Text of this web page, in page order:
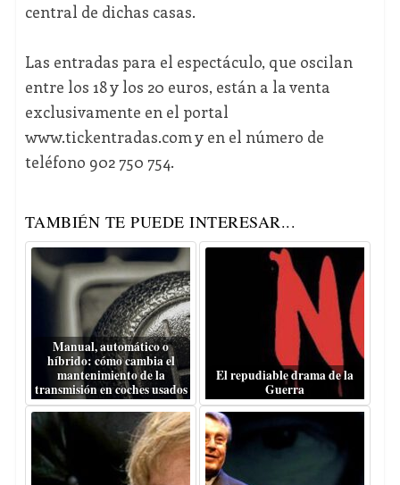
central de dichas casas.
Las entradas para el espectáculo, que oscilan
entre los 18 y los 20 euros, están a la venta
exclusivamente en el portal
www.tickentradas.com y en el número de
teléfono 902 750 754.
TAMBIÉN TE PUEDE INTERESAR...
Manual, automático o
híbrido: cómo cambia el
mantenimiento de la
transmisión en coches usados
El repudiable drama de la
Guerra